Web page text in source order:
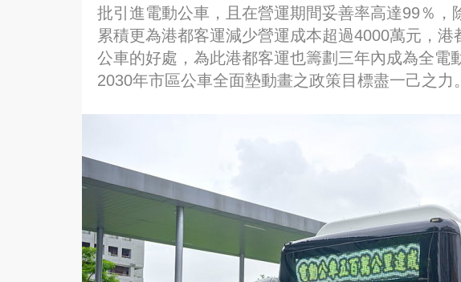
批引進電動公車，且在營運期間妥善率高達99％，
累積更為港都客運減少營運成本超過4000萬元，
公車的好處，為此港都客運也籌劃三年內成為全電
2030年市區公車全面墊動畫之政策目標盡一己之力。